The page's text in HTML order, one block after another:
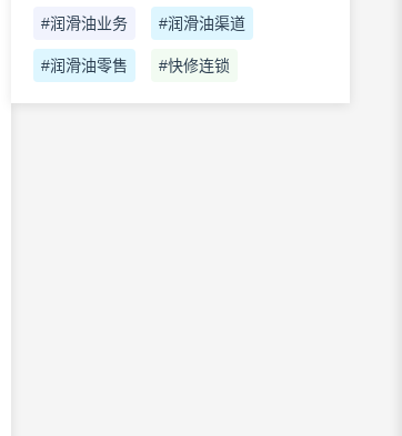
#润滑油业务 #润滑油渠道
#润滑油零售 #快修连锁